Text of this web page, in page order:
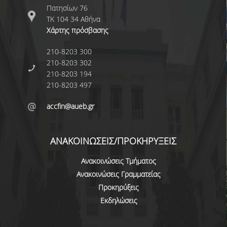
ADMINISTRATIVE STAFF
CURRICULUM
UNDERGRADUATE
GUIDE OF STUDIES
PROGRAM
SCHOLARSHIPS
INTERNSHIP
ERASMUS+
Πατησίων 76
ΤΚ 104 34 Αθήνα
Χάρτης πρόσβασης
210-8203 300
210-8203 302
210-8203 194
210-8203 497
accfin@aueb.gr
ΑΝΑΚΟΙΝΩΣΕΙΣ/ΠΡΟΚΗΡΥΞΕΙΣ
Ανακοινώσεις Τμήματος
Ανακοινώσεις Γραμματείας
Προκηρύξεις
Εκδηλώσεις